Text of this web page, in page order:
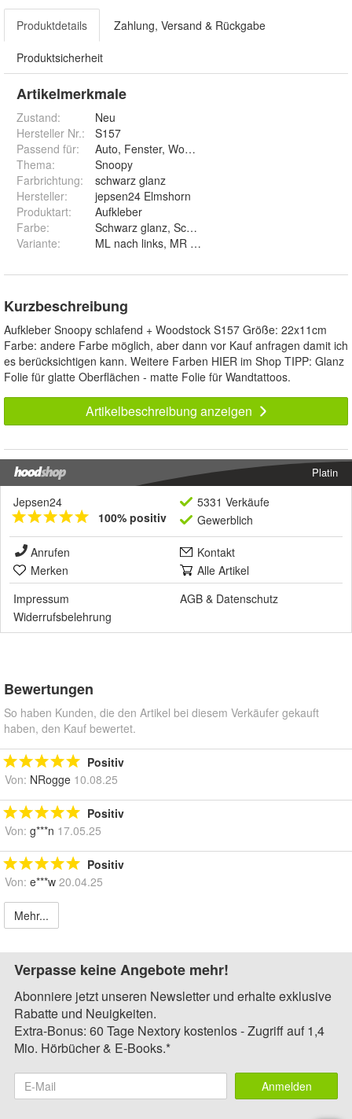
Produktdetails Zahlung, Versand & Rückgabe
Produktsicherheit
Artikelmerkmale
Zustand:
Neu
Hersteller Nr.:
S157
Passend für:
Auto, Fenster, Wohnwagen, Laptop, Wand
Thema:
Snoopy
Farbrichtung:
schwarz glanz
Hersteller:
jepsen24 Elmshorn
Produktart:
Aufkleber
Farbe:
Schwarz glanz, Schwarz matt, Weiß glanz, Weiß
Variante:
Kurzbeschreibung
Aufkleber Snoopy schlafend + Woodstock S157 Größe: 22x11cm
Farbe: andere Farbe möglich, aber dann vor Kauf anfragen damit ich
es berücksichtigen kann. Weitere Farben HIER im Shop TIPP: Glanz
Folie für glatte Oberflächen - matte Folie für Wandtattoos.
Artikelbeschreibung anzeigen
Platin
Jepsen24
100% positiv
5331 Verkäufe
Gewerblich
Anrufen
Kontakt
Merken
Alle Artikel
Impressum
AGB & Datenschutz
Widerrufsbelehrung
Bewertungen
So haben Kunden, die den Artikel bei diesem Verkäufer gekauft
haben, den Kauf bewertet.
Positiv
Von: NRogge 10.08.25
Positiv
Von: g***n 17.05.25
Positiv
Von: e***w 20.04.25
Mehr...
Verpasse keine Angebote mehr!
Abonniere jetzt unseren Newsletter und erhalte exklusive
Rabatte und Neuigkeiten.
Extra-Bonus: 60 Tage Nextory kostenlos - Zugriff auf 1,4
Mio. Hörbücher & E-Books.*
Anmelden